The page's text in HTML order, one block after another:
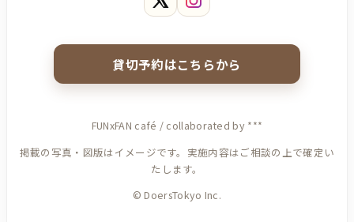
コラボフード（一部）
貸切予約はこちらから
FUNxFAN café / collaborated by ***
掲載の写真・図版はイメージです。実施内容はご相談の上で確定い
たします。
©︎ DoersTokyo Inc.